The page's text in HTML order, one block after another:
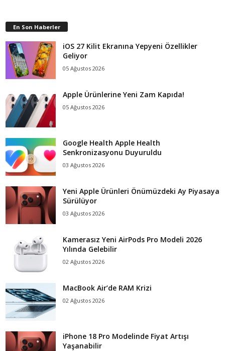
En Son Haberler
iOS 27 Kilit Ekranına Yepyeni Özellikler
Geliyor
05 Ağustos 2026
Apple Ürünlerine Yeni Zam Kapıda!
05 Ağustos 2026
Google Health Apple Health
Senkronizasyonu Duyuruldu
03 Ağustos 2026
Yeni Apple Ürünleri Önümüzdeki Ay Piyasaya
Sürülüyor
03 Ağustos 2026
Kamerasız Yeni AirPods Pro Modeli 2026
Yılında Gelebilir
02 Ağustos 2026
MacBook Air’de RAM Krizi
02 Ağustos 2026
iPhone 18 Pro Modelinde Fiyat Artışı
Yaşanabilir